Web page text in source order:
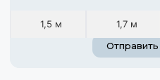
1,5 м 1,7 м